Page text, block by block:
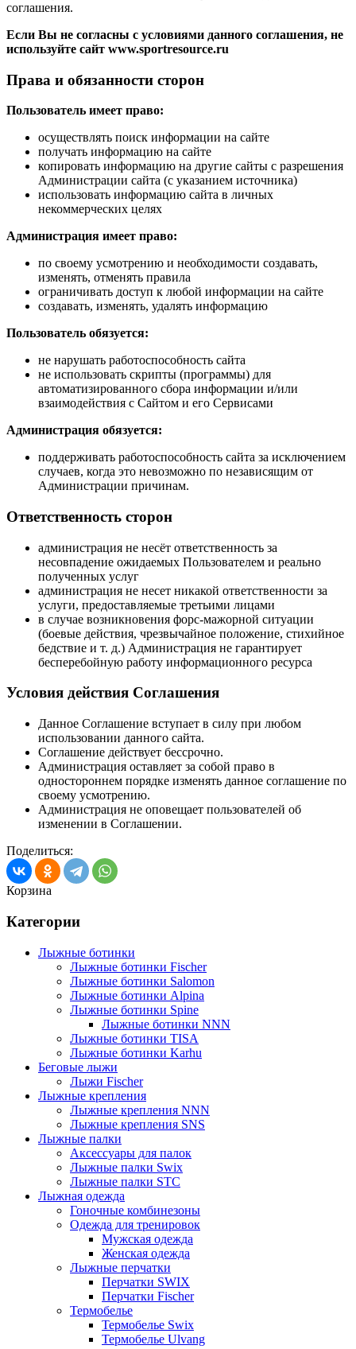
соглашения.
Если Вы не согласны с условиями данного соглашения, не
используйте сайт www.sportresource.ru
Права и обязанности сторон
Пользователь имеет право:
осуществлять поиск информации на сайте
получать информацию на сайте
копировать информацию на другие сайты с разрешения
Администрации сайта (с указанием источника)
использовать информацию сайта в личных
некоммерческих целях
Администрация имеет право:
по своему усмотрению и необходимости создавать,
изменять, отменять правила
ограничивать доступ к любой информации на сайте
создавать, изменять, удалять информацию
Пользователь обязуется:
не нарушать работоспособность сайта
не использовать скрипты (программы) для
автоматизированного сбора информации и/или
взаимодействия с Сайтом и его Сервисами
Администрация обязуется:
поддерживать работоспособность сайта за исключением
случаев, когда это невозможно по независящим от
Администрации причинам.
Ответственность сторон
администрация не несёт ответственность за
несовпадение ожидаемых Пользователем и реально
полученных услуг
администрация не несет никакой ответственности за
услуги, предоставляемые третьими лицами
в случае возникновения форс-мажорной ситуации
(боевые действия, чрезвычайное положение, стихийное
бедствие и т. д.) Администрация не гарантирует
бесперебойную работу информационного ресурса
Условия действия Соглашения
Данное Соглашение вступает в силу при любом
использовании данного сайта.
Соглашение действует бессрочно.
Администрация оставляет за собой право в
одностороннем порядке изменять данное соглашение по
своему усмотрению.
Администрация не оповещает пользователей об
изменении в Соглашении.
Поделиться:
Корзина
Категории
Лыжные ботинки
Лыжные ботинки Fischer
Лыжные ботинки Salomon
Лыжные ботинки Alpina
Лыжные ботинки Spine
Лыжные ботинки NNN
Лыжные ботинки TISA
Лыжные ботинки Karhu
Беговые лыжи
Лыжи Fischer
Лыжные крепления
Лыжные крепления NNN
Лыжные крепления SNS
Лыжные палки
Аксессуары для палок
Лыжные палки Swix
Лыжные палки STC
Лыжная одежда
Гоночные комбинезоны
Одежда для тренировок
Мужская одежда
Женская одежда
Лыжные перчатки
Перчатки SWIX
Перчатки Fischer
Термобелье
Термобелье Swix
Термобелье Ulvang